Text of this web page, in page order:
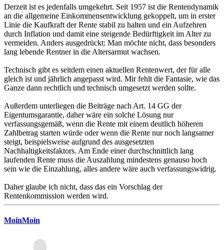
Derzeit ist es jedenfalls umgekehrt. Seit 1957 ist die Rentendynamik
an die allgemeine Einkommensentwicklung gekoppelt, um in erster
Linie die Kaufkraft der Rente stabil zu halten und ein Aufzehren
durch Inflation und damit eine steigende Bedürftigkeit im Alter zu
vermeiden. Anders ausgedrückt: Man möchte nicht, dass besonders
lang lebende Rentner in die Altersarmut wachsen.
Technisch gibt es seitdem einen aktuellen Rentenwert, der für alle
gleich ist und jährlich angepasst wird. Mir fehlt die Fantasie, wie das
Ganze dann rechtlich und technisch umgesetzt werden sollte.
Außerdem unterliegen die Beiträge nach Art. 14 GG der
Eigentumsgarantie, daher wäre ein solche Lösung nur
verfassungsgemäß, wenn die Rente mit einem deutlich höheren
Zahlbetrag starten würde oder wenn die Rente nur noch langsamer
steigt, beispielsweise aufgrund des ausgesetzten
Nachhaltigkeitsfaktors. Am Ende einer durchschnittlich lang
laufenden Rente muss die Auszahlung mindestens genauso hoch
sein wie die Einzahlung, alles andere wäre auch verfassungswidrig.
Daher glaube ich nicht, dass das ein Vorschlag der
Rentenkommission werden wird.
MoinMoin